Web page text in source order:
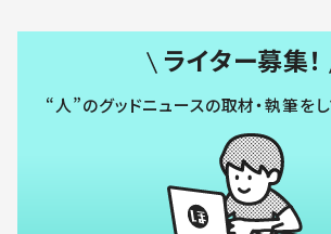
ライター募集！
“人”のグッドニュースの取材・執筆を